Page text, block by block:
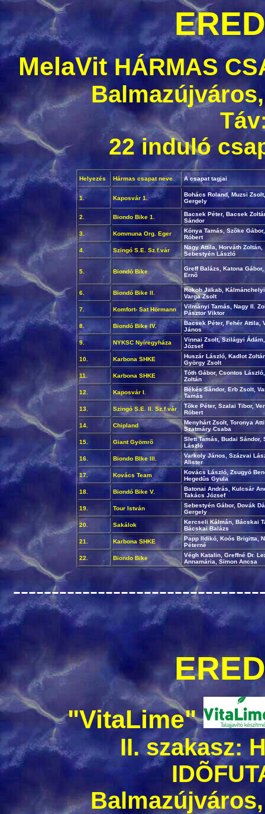
MelaVitHÁRMAS
22 induló
Helyezés Hármas csapat neve A csapat tagjai
1. Kaposvár 1.
Bohács Roland, Muzsi
Gergely
2. Biondo Bike 1.
Bacsek Péter, Bacsek
Sándor
3.
Kommuna Org. Eger
Kónya Tamás, Szõke
Róbert
4.
Szingó S.E. Sz.f.vár
Nagy Attila, Horváth Zoltán,
Sebestyén László
5. Biondó Bike
Greff Balázs, Katona
Ernõ
6. Biondó Bike II.
Rokob Jakab,
Varga Zsolt
7.
Komfort- Sat Hörmann
Vilmányi Tamás, Nagy II.
Pásztor Viktor
8.
Biondó Bike IV.
Bacsek Péter, Fehér Attila,
János
9.
NYKSC Nyíregyháza
Vinnai Zsolt, Szilágyi
József
10.
Karbona SHKE
Huszár László, Kadlot
György Zsolt
11.
Karbona SHKE
Tóth Gábor, Csontos
Zoltán
12.
Kaposvár I.
Békés Sándor, Erb Zsolt,
Tamás
13.
Szingó S.E. II. Sz.f.vár
Tõke Péter, Szalai Tibor,
Róbert
14.
Chipland
Menyhárt Zsolt, Toronya
Szatmáry Csaba
15.
Giant Gyömrõ
Slett Tamás, Budai Sándor,
László
16.
Biondo BIke III.
Varkoly János, Százvai
Alister
17.
Kovács Team
Kovács László, Zsugyó
Hegedûs Gyula
18.
Biondó Bike V.
Batonai András, Kulcsár
Takács József
19.
Tour István
Sebestyén Gábor, Dovák
Gergely
20.
Sakálok
Kercseli Kálmán, Bácskai
Bácskai Balázs
21.
Karbona SHKE
Papp Ildikó, Koós Brigitta,
Péterné
22.
Biondo Bike Végh Katalin, Greffné Dr.
Annamária, Simon Ancsa
"VitaLime"
II. szakasz: